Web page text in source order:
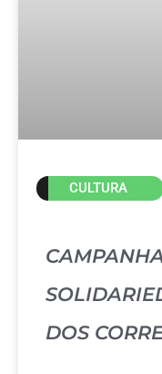
CULTURA
DOS